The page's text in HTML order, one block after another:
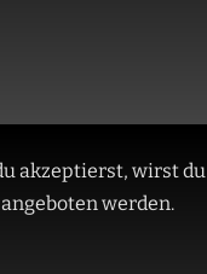
akzeptierst, wirst du
werden.